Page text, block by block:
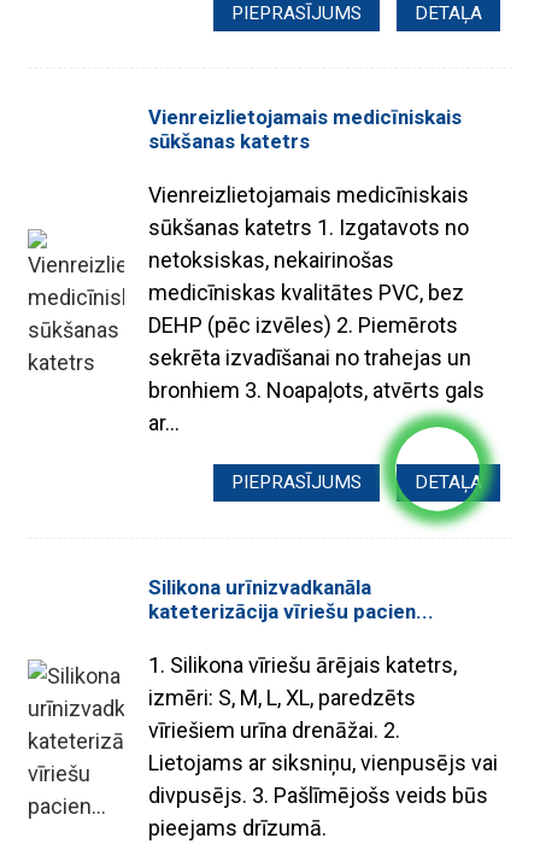
PIEPRASĪJUMS DETAĻA
Vienreizlietojamais medicīniskais
sūkšanas katetrs
Vienreizlietojamais medicīniskais
sūkšanas katetrs 1. Izgatavots no
netoksiskas, nekairinošas
medicīniskas kvalitātes PVC, bez
DEHP (pēc izvēles) 2. Piemērots
sekrēta izvadīšanai no trahejas un
bronhiem 3. Noapaļots, atvērts gals
ar...
PIEPRASĪJUMS DETAĻA
Silikona urīnizvadkanāla
kateterizācija vīriešu pacien...
1. Silikona vīriešu ārējais katetrs,
izmēri: S, M, L, XL, paredzēts
vīriešiem urīna drenāžai. 2.
Lietojams ar siksniņu, vienpusējs vai
divpusējs. 3. Pašlīmējošs veids būs
pieejams drīzumā.